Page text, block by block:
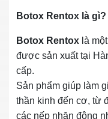
Botox Rentox là gì?
Botox Rentox là
được sản xuất tại
cấp.
Sản phẩm giúp làm
thần kinh đến cơ, từ
các nếp nhăn động